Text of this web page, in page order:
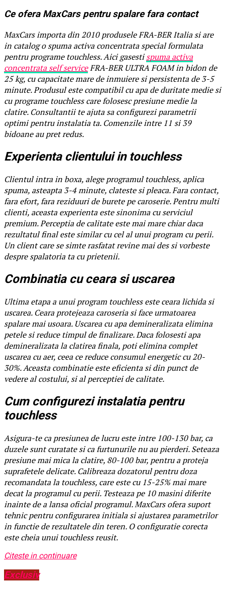
Ce ofera MaxCars pentru spalare fara contact
MaxCars importa din 2010 produsele FRA-BER Italia si are
in catalog o spuma activa concentrata special formulata
pentru programe touchless. Aici gasestispuma activa
concentrata self serviceFRA-BER ULTRA FOAM in bidon de
25 kg, cu capacitate mare de inmuiere si persistenta de 3-5
minute. Produsul este compatibil cu apa de duritate medie si
cu programe touchless care folosesc presiune medie la
clatire. Consultantii te ajuta sa configurezi parametrii
optimi pentru instalatia ta. Comenzile intre 11 si 39
bidoane au pret redus.
Experienta clientului in touchless
Clientul intra in boxa, alege programul touchless, aplica
spuma, asteapta 3-4 minute, clateste si pleaca. Fara contact,
fara efort, fara reziduuri de burete pe caroserie. Pentru multi
clienti, aceasta experienta este sinonima cu serviciul
premium. Perceptia de calitate este mai mare chiar daca
rezultatul final este similar cu cel al unui program cu perii.
Un client care se simte rasfatat revine mai des si vorbeste
despre spalatoria ta cu prietenii.
Combinatia cu ceara si uscarea
Ultima etapa a unui program touchless este ceara lichida si
uscarea. Ceara protejeaza caroseria si face urmatoarea
spalare mai usoara. Uscarea cu apa demineralizata elimina
petele si reduce timpul de finalizare. Daca folosesti apa
demineralizata la clatirea finala, poti elimina complet
uscarea cu aer, ceea ce reduce consumul energetic cu 20-
30%. Aceasta combinatie este eficienta si din punct de
vedere al costului, si al perceptiei de calitate.
Cum configurezi instalatia pentru
touchless
Asigura-te ca presiunea de lucru este intre 100-130 bar, ca
duzele sunt curatate si ca furtunurile nu au pierderi. Seteaza
presiune mai mica la clatire, 80-100 bar, pentru a proteja
suprafetele delicate. Calibreaza dozatorul pentru doza
recomandata la touchless, care este cu 15-25% mai mare
decat la programul cu perii. Testeaza pe 10 masini diferite
inainte de a lansa oficial programul. MaxCars ofera suport
tehnic pentru configurarea initiala si ajustarea parametrilor
in functie de rezultatele din teren. O configuratie corecta
este cheia unui touchless reusit.
Citeste in continuare
Exclusiv